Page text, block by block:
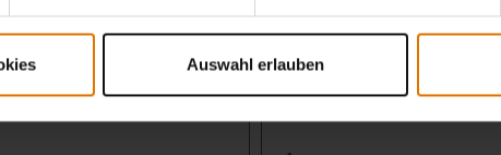
Auswahl erlauben